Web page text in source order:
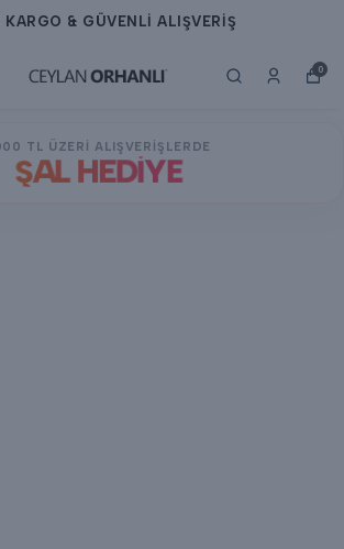
KARGO & GÜVENLİ ALIŞVERİŞ
0
TL ÜZERİ ALIŞVERİŞLERDE
ŞAL HEDİYE